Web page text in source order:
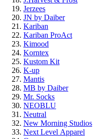
Jerzees
JN by Daiber
Kariban
Kariban ProAct
Kimood
Korntex
Kustom Kit
K-up
Mantis
MB by Daiber
Mr. Socks
NEOBLU
Neutral
New Morning Studios
Next Level Apparel